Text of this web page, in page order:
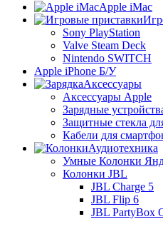
Apple iMac
Sony PlayStation
Valve Steam Deck
Nintendo SWITCH
Apple iPhone Б/У
Аксессуары
Аксессуары Apple
Зарядные
Защитные стекла
Кабели для
Аудиотехника
Умные Колонки
Колонки JBL
JBL Charge 5
JBL Flip 6
JBL PartyBox